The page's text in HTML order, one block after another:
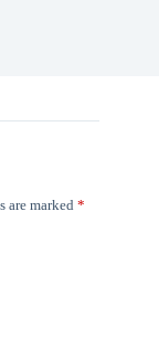
are marked *